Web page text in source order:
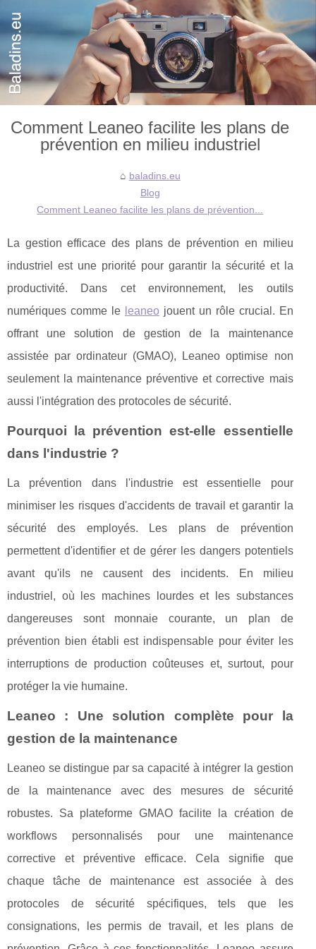
Comment Leaneo facilite les plans de
prévention en milieu industriel
baladins.eu
Blog
Comment Leaneo facilite les plans de prévention...
La gestion efficace des plans de prévention en milieu
industriel est une priorité pour garantir la sécurité et la
productivité. Dans cet environnement, les outils
numériques comme le leaneojouent un rôle crucial. En
offrant une solution de gestion de la maintenance
assistée par ordinateur (GMAO), Leaneo optimise non
seulement la maintenance préventive et corrective mais
aussi l'intégration des protocoles de sécurité.
Pourquoi la prévention est-elle essentielle
dans l'industrie ?
La prévention dans l'industrie est essentielle pour
minimiser les risques d'accidents de travail et garantir la
sécurité des employés. Les plans de prévention
permettent d'identifier et de gérer les dangers potentiels
avant qu'ils ne causent des incidents. En milieu
industriel, où les machines lourdes et les substances
dangereuses sont monnaie courante, un plan de
prévention bien établi est indispensable pour éviter les
interruptions de production coûteuses et, surtout, pour
protéger la vie humaine.
Leaneo : Une solution complète pour la
gestion de la maintenance
Leaneo se distingue par sa capacité à intégrer la gestion
de la maintenance avec des mesures de sécurité
robustes. Sa plateforme GMAO facilite la création de
workflows personnalisés pour une maintenance
corrective et préventive efficace. Cela signifie que
chaque tâche de maintenance est associée à des
protocoles de sécurité spécifiques, tels que les
consignations, les permis de travail, et les plans de